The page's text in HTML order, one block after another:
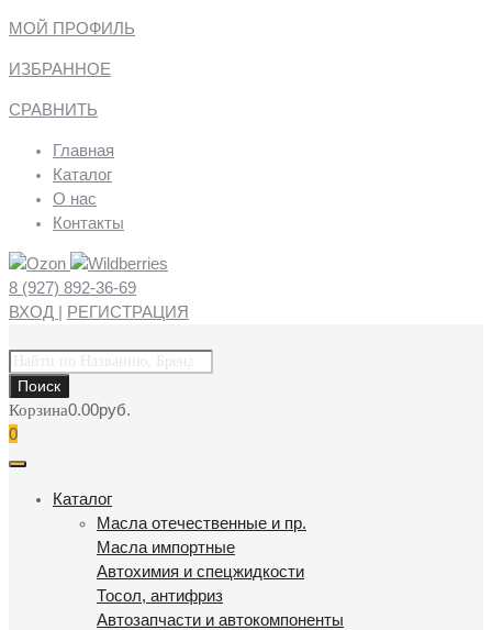
МОЙ ПРОФИЛЬ
ИЗБРАННОЕ
СРАВНИТЬ
Главная
Каталог
О нас
Контакты
8 (927) 892-36-69
ВХОД | РЕГИСТРАЦИЯ
Поиск
товаров
Поиск
Корзина0.00руб.
0
Каталог
Масла отечественные и пр.
Масла импортные
Автохимия и спецжидкости
Тосол, антифриз
Автозапчасти и автокомпоненты